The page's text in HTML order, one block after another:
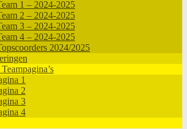
1 – 2024-2025
2 – 2024-2025
3 – 2024-2025
4 – 2024-2025
2024/2025
1
2
3
4